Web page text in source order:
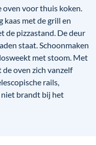
voor thuis koken.
kaas met de grill en
de pizzastand. De deur
staat. Schoonmaken
met stoom. Met
oven zich vanzelf
rails,
niet brandt bij het